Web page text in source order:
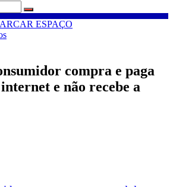
compra e paga
e não recebe a